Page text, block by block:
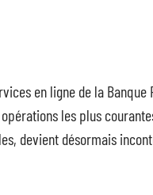
en ligne de la
les plus
devient désormais